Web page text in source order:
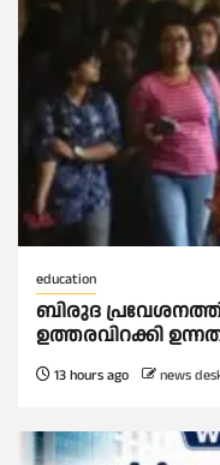
education
ബിരുദ
ഉത്തരവിറക്കി
13 hours ago news